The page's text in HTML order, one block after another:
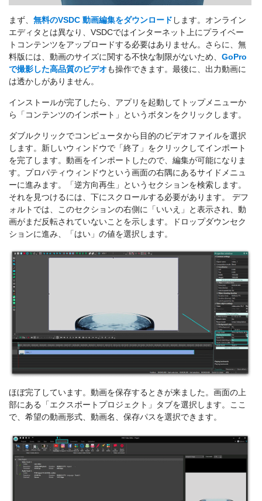
まず、 無料のVSDC 動画編集をダウンロード します。オンライン
エディタとは異なり、VSDCではインターネット上にプライベー
トコンテンツをアップロードする必要はありません。さらに、無
料版には、動画のサイズに関する不快な制限がないため、 GoPro
で撮影した高品質のビデオも操作できます。最後に、出力動画に
は透かしがありません。
インストールが完了したら、アプリを起動してトップメニューか
ら「コンテンツのインポート」というボタンをクリックします。
ダブルクリックでコンピュータから目的のビデオファイルを選択
します。新しいウィンドウで「終了」をクリックしてインポート
を完了します。動画をインポートしたので、編集が可能になりま
す。プロパティウィンドウという画面の右隅にあるサイドメニュ
ーに進みます。「逆方向再生」というセクションを検索します。
それを見つけるには、下にスクロールする必要があります。 デフ
ォルトでは、このセクションの右側に「いいえ」と表示され、動
画がまだ反転されていないことを示します。ドロップダウンセク
ションに進み、「はい」の値を選択します。
ほぼ完了しています。動画を保存するときが来ました。画面の上
部にある「エクスポートプロジェクト」タブを選択します。ここ
で、希望の動画形式、動画名、保存パスを選択できます。